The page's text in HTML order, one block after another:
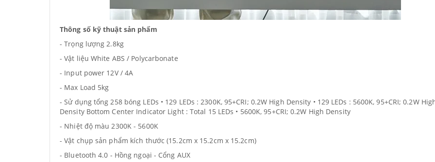
Thông số kỹ thuật sản phẩm
- Trọng lượng 2.8kg
- Vật liệu White ABS / Polycarbonate
- Input power 12V / 4A
- Max Load 5kg
- Sử dụng tổng 258 bóng LEDs • 129 LEDs : 2300K, 95+CRI; 0.2W High Density • 129 LEDs : 5600K, 95+CRI; 0.2W
Density Bottom Center Indicator Light : Total 15 LEDs • 5600K, 95+CRI; 0.2W High Density
- Nhiệt độ màu 2300K - 5600K
- Vật chụp sản phẩm kích thước (15.2cm x 15.2cm x 15.2cm)
- Bluetooth 4.0 - Hồng ngoại - Cổng AUX